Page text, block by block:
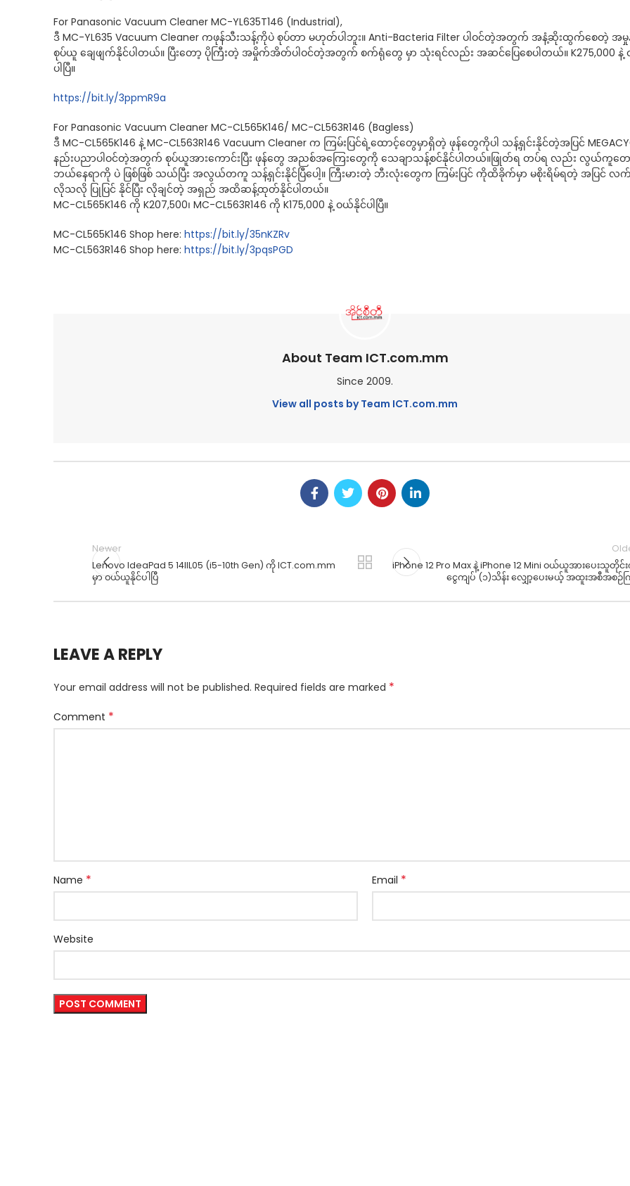
For Panasonic Vacuum Cleaner MC-YL635T146 (Industrial),
ဒီ MC-YL635 Vacuum Cleaner ကဖုန်သီးသန့်ကိုပဲ စုပ်တာ မဟုတ်ပါဘူး။ Anti-Bacteria Filter ပါဝင်တဲ့အတွက် အနံ့ဆိုးထွက်စေတဲ့ အမှုန်
စုပ်ယူ ချေဖျက်နိုင်ပါတယ်။ ပြီးတော့ ပိုကြီးတဲ့ အမှိုက်အိတ်ပါဝင်တဲ့အတွက် စက်ရုံတွေ မှာ သုံးရင်လည်း အဆင်ပြေစေပါတယ်။ K275,000
ပါပြီ။
https://bit.ly/3ppmR9a
For Panasonic Vacuum Cleaner MC-CL565K146/ MC-CL563R146 (Bagless)
ဒီ MC-CL565K146 နဲ့ MC-CL563R146 Vacuum Cleaner က ကြမ်းပြင်ရဲ့ထောင့်တွေမှာရှိတဲ့ ဖုန်တွေကိုပါ သန့်ရှင်းနိုင်တဲ့အပြင်
နည်းပညာပါဝင်တဲ့အတွက် စုပ်ယူအားကောင်းပြီး ဖုန်တွေ အညစ်အကြေးတွေကို သေချာသန့်စင်နိုင်ပါတယ်။ဖြုတ်ရ တပ်ရ လည်း လွယ်ကူတ
ဘယ်နေရာကို ပဲ ဖြစ်ဖြစ် သယ်ပြီး အလွယ်တကူ သန့်ရှင်းနိုင်ပြီပေါ့။ ကြီးမားတဲ့ ဘီးလုံးတွေက ကြမ်းပြင် ကိုထိခိုက်မှာ မစိုးရိမ်ရတဲ့ အပြင်
လိုသလို ပြုပြင် နိုင်ပြီး လိုချင်တဲ့ အရှည် အထိဆန့်ထုတ်နိုင်ပါတယ်။
MC-CL565K146 ကို K207,500၊ MC-CL563R146 ကို K175,000 နဲ့ ဝယ်နိုင်ပါပြီ။
MC-CL565K146 Shop here: https://bit.ly/35nKZRv
MC-CL563R146 Shop here: https://bit.ly/3pqsPGD
About Team ICT.com.mm
Since 2009.
View all posts by Team ICT.com.mm
Newer
Lenovo IdeaPad 5 14IIL05 (i5-10th Gen) ကို ICT.com.mm
မှာ ဝယ်ယူနိုင်ပါပြီ
iPhone 12 Pro Max နဲ့ iPhone 12 Mini ဝယ်ယူအားပေးသူတိုင်
ငွေကျပ် (၁)သိန်း လျှော့ပေးမယ့် အထူးအစီအစဉ်က
LEAVE A REPLY
Your email address will not be published. Required fields are marked *
Comment *
Name * Email *
Website